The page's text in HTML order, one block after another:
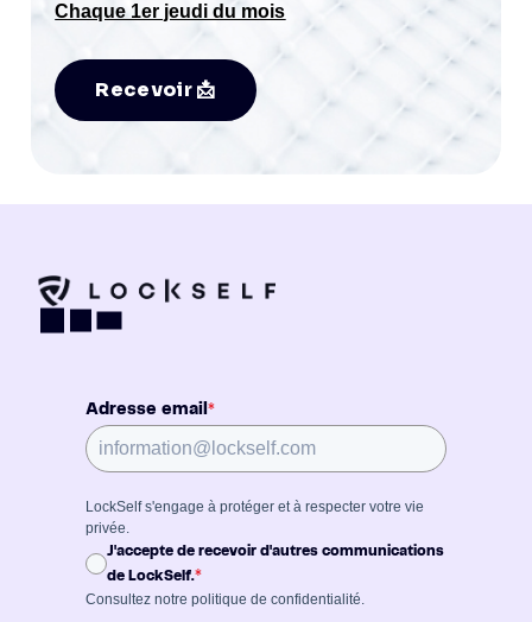
Chaque 1er jeudi du mois
Recevoir 📩
Adresse email *
LockSelf s'engage à protéger et à respecter votre vie
privée.
J'accepte de recevoir d'autres communications
de LockSelf.*
Consultez notre politique de confidentialité.